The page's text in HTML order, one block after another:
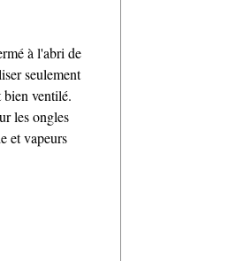
à l'abri de
seulement
ventilé.
les ongles
et vapeurs